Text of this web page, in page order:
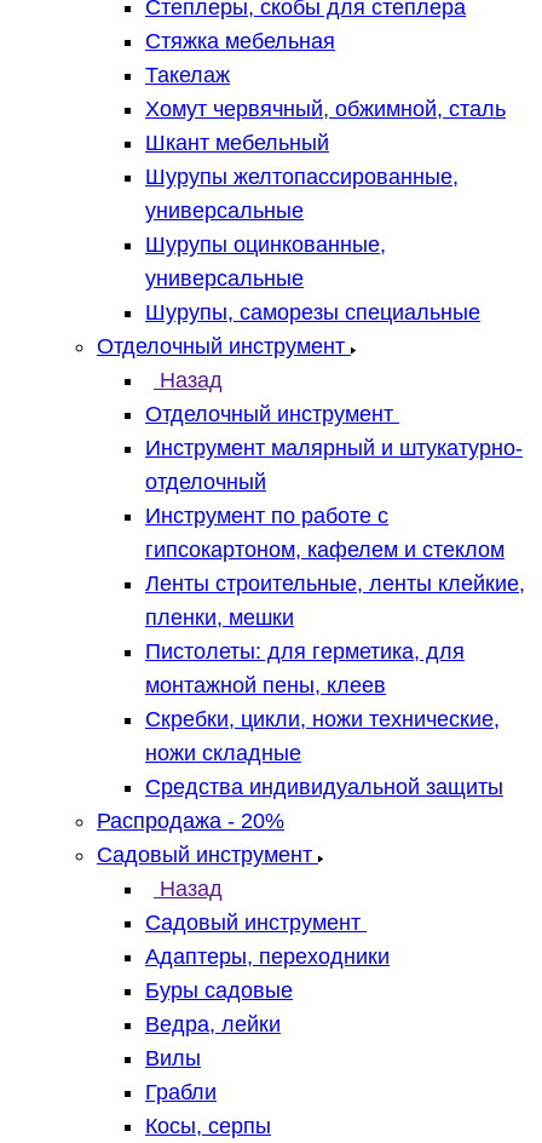
Степлеры, скобы для степлера
Стяжка мебельная
Такелаж
Хомут червячный, обжимной, сталь
Шкант мебельный
Шурупы желтопассированные,
универсальные
Шурупы оцинкованные,
универсальные
Шурупы, саморезы специальные
Отделочный инструмент
Назад
Отделочный инструмент
Инструмент малярный и штукатурно-
отделочный
Инструмент по работе с
гипсокартоном, кафелем и стеклом
Ленты строительные, ленты клейкие,
пленки, мешки
Пистолеты: для герметика, для
монтажной пены, клеев
Скребки, цикли, ножи технические,
ножи складные
Средства индивидуальной защиты
Распродажа - 20%
Садовый инструмент
Назад
Садовый инструмент
Адаптеры, переходники
Буры садовые
Ведра, лейки
Вилы
Грабли
Косы, серпы